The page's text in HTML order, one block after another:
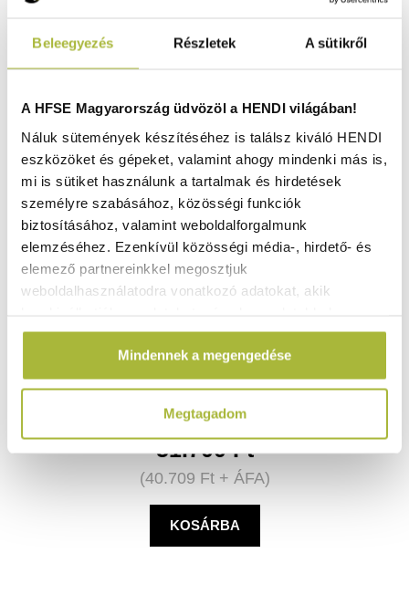
Beleegyezés Részletek A sütikről
A HFSE Magyarország üdvözöl a HENDI világában!
Náluk sütemények készítéséhez is találsz kiváló HENDI
eszközöket és gépeket, valamint ahogy mindenki más is,
mi is sütiket használunk a tartalmak és hirdetések
személyre szabásához, közösségi funkciók
biztosításához, valamint weboldalforgalmunk
elemzéséhez. Ezenkívül közösségi média-, hirdető- és
elemező partnereinkkel megosztjuk
weboldalhasználatodra vonatkozó adatokat, akik
amelyeket Te adtál meg számukra vagy az általad
használt más szolgáltatásokból gyűjtöttek.
Mindennek a megengedése
Megtagadom
230V/400W – 170x196x(H)490mm - HENDI 221655
Raktáron
51.700Ft
(40.709 Ft+ ÁFA)
KOSÁRBA